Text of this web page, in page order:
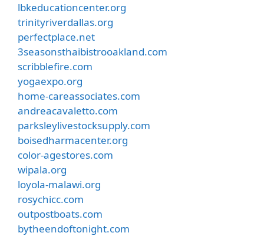
lbkeducationcenter.org
trinityriverdallas.org
perfectplace.net
3seasonsthaibistrooakland.com
scribblefire.com
yogaexpo.org
home-careassociates.com
andreacavaletto.com
parksleylivestocksupply.com
boisedharmacenter.org
color-agestores.com
wipala.org
loyola-malawi.org
rosychicc.com
outpostboats.com
bytheendoftonight.com